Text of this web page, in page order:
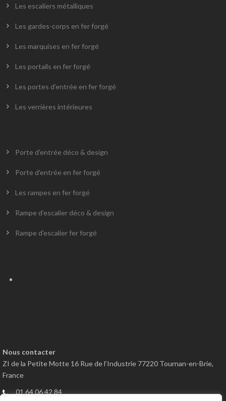
Les escaliers métalliques
Les gardes-corps en fer forgé
Les marquises en fer forgé
Les portails en fer forgé
Les portes d’entrée en fer forgé
Les verrières intérieures
Porte d’entrée déco & design
Porte d’entrée en fer forgé
Les rampes en fer forgé
Rampe d’escalier déco & design
Rampe d’escalier fer forgé
Nous contacter
ZI de la Petite Motte 16 Rue de l’Industrie 77220 Tournan-en-Brie,
France
01 64 06 42 84